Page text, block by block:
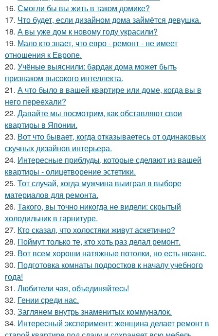
16. Смогли бы вы жить в таком домике?
17. Что будет, если дизайном дома займётся девушка.
18. А вы уже дом к новому году украсили?
19. Мало кто знает, что евро - ремонт - не имеет
отношения к Европе.
20. Учёные выяснили: бардак дома может быть
признаком высокого интеллекта.
21. А что было в вашей квартире или доме, когда вы в
него переехали?
22. Давайте мы посмотрим, как обставляют свои
квартиры в Японии.
23. Вот что бывает, когда отказываетесь от одинаковых
скучных дизайнов интерьера.
24. Интересные приблуды, которые сделают из вашей
квартиры - олицетворение эстетики.
25. Тот случай, когда мужчина выиграл в выборе
материалов для ремонта.
26. Такого, вы точно никогда не видели: скрытый
холодильник в гарнитуре.
27. Кто сказал, что холостяки живут аскетично?
28. Поймут только те, кто хоть раз делал ремонт.
29. Вот всем хороши натяжные потолки, но есть нюанс.
30. Подготовка комнаты подростков к началу учебного
года!
31. Любители чая, объединяйтесь!
32. Гении среди нас.
33. Заглянем внутрь знаменитых коммуналок.
34. Интересный эксперимент: женщина делает ремонт в